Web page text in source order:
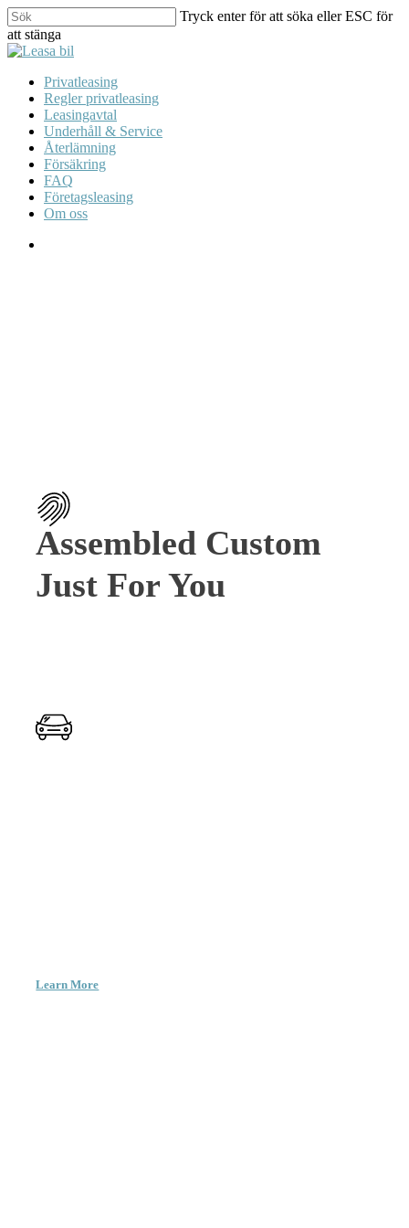
Skip
to
main
Tryck enter för att söka eller ESC för
att stänga
Close
search
Menu
Privatleasing
Regler privatleasing
Leasingavtal
Underhåll & Service
Återlämning
Försäkring
FAQ
Företagsleasing
Om oss
Assembled Custom
Just For You
Learn More